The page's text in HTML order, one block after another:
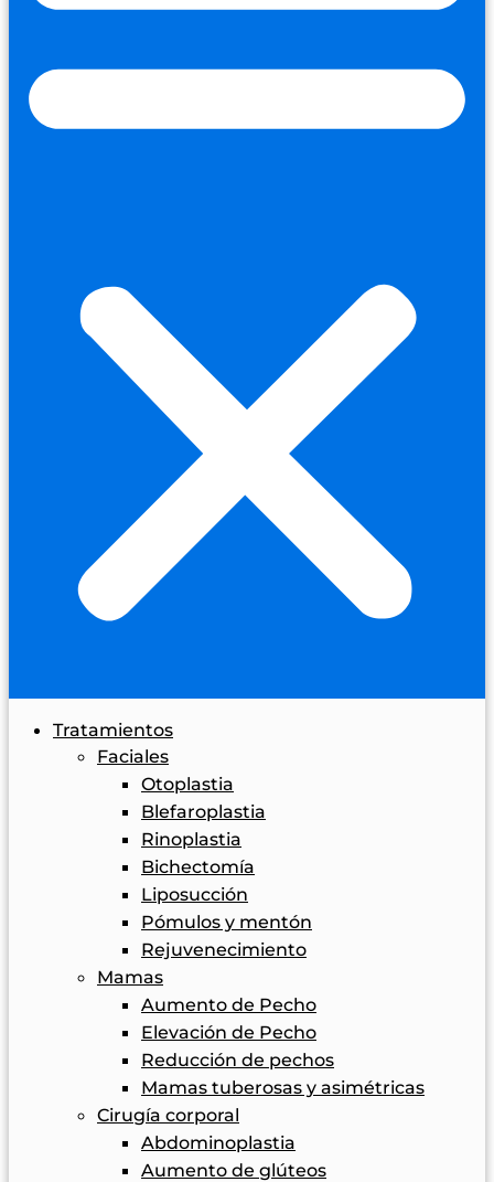
Tratamientos
Faciales
Otoplastia
Blefaroplastia
Rinoplastia
Bichectomía
Liposucción
Pómulos y mentón
Rejuvenecimiento
Mamas
Aumento de Pecho
Elevación de Pecho
Reducción de pechos
Mamas tuberosas y asimétricas
Cirugía corporal
Abdominoplastia
Aumento de glúteos